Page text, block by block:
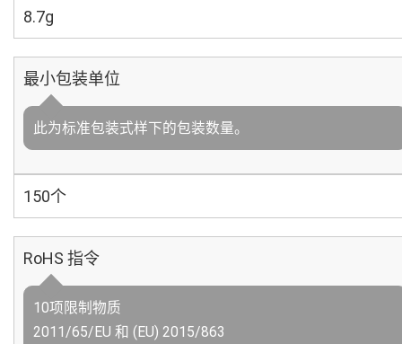
8.7g
最小包装单位
此为标准包装式样下的包装数量。
150个
RoHS 指令
10项限制物质
2011/65/EU 和 (EU) 2015/863